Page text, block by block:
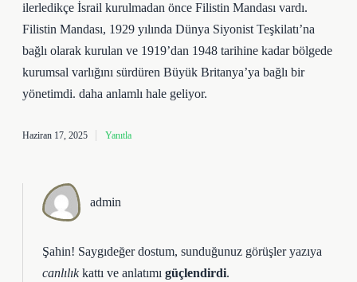
ilerledikçe İsrail kurulmadan önce Filistin Mandası vardı.
Filistin Mandası, 1929 yılında Dünya Siyonist Teşkilatı’na
bağlı olarak kurulan ve 1919’dan 1948 tarihine kadar bölgede
kurumsal varlığını sürdüren Büyük Britanya’ya bağlı bir
yönetimdi. daha anlamlı hale geliyor.
Haziran 17, 2025 Yanıtla
admin
Şahin! Saygıdeğer dostum, sunduğunuz görüşler yazıya
canlılıkkattı ve anlatımı güçlendirdi.